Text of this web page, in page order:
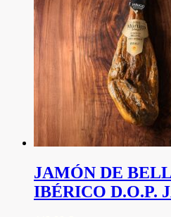
JAMÓN DE
IBÉRICO D.O.P.